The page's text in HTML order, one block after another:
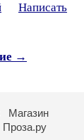
Написать
→
Магазин
Проза.ру